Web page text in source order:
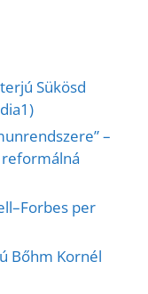
Sükösd
–
per
Bőhm Kornél